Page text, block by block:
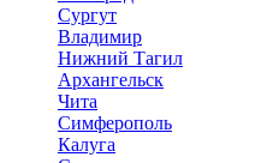
Сургут
Владимир
Нижний Тагил
Архангельск
Чита
Симферополь
Калуга